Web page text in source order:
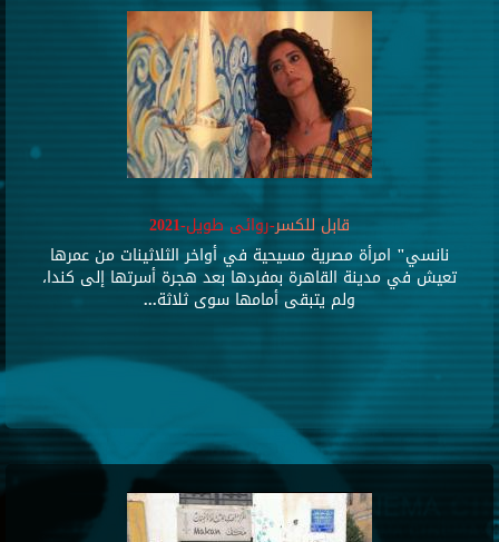
قابل للكسر-روائى طويل-2021
نانسي" امرأة مصرية مسيحية في أواخر الثلاثينات من عمرها
تعيش في مدينة القاهرة بمفردها بعد هجرة أسرتها إلى كندا،
ولم يتبقى أمامها سوى ثلاثة...